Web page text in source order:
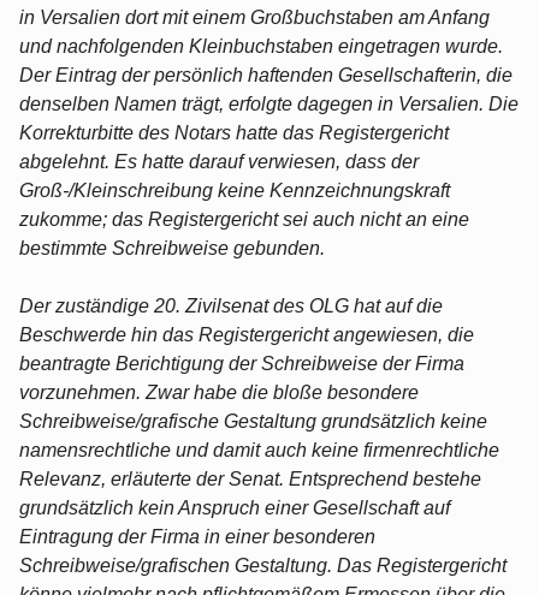
in Versalien dort mit einem Großbuchstaben am Anfang
und nachfolgenden Kleinbuchstaben eingetragen wurde.
Der Eintrag der persönlich haftenden Gesellschafterin, die
denselben Namen trägt, erfolgte dagegen in Versalien. Die
Korrekturbitte des Notars hatte das Registergericht
abgelehnt. Es hatte darauf verwiesen, dass der
Groß-/Kleinschreibung keine Kennzeichnungskraft
zukomme; das Registergericht sei auch nicht an eine
bestimmte Schreibweise gebunden.
Der zuständige 20. Zivilsenat des OLG hat auf die
Beschwerde hin das Registergericht angewiesen, die
beantragte Berichtigung der Schreibweise der Firma
vorzunehmen. Zwar habe die bloße besondere
Schreibweise/grafische Gestaltung grundsätzlich keine
namensrechtliche und damit auch keine firmenrechtliche
Relevanz, erläuterte der Senat. Entsprechend bestehe
grundsätzlich kein Anspruch einer Gesellschaft auf
Eintragung der Firma in einer besonderen
Schreibweise/grafischen Gestaltung. Das Registergericht